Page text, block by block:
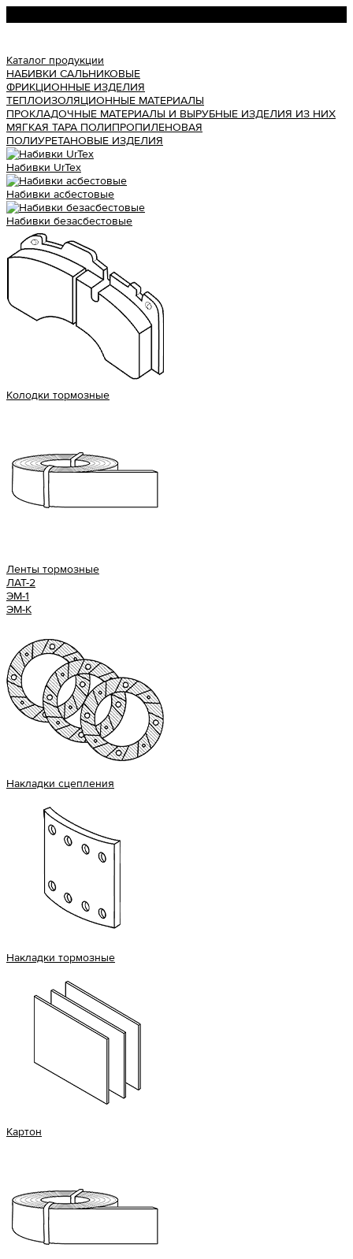
Каталог продукции
НАБИВКИ САЛЬНИКОВЫЕ
ФРИКЦИОННЫЕ ИЗДЕЛИЯ
ТЕПЛОИЗОЛЯЦИОННЫЕ МАТЕРИАЛЫ
ПРОКЛАДОЧНЫЕ МАТЕРИАЛЫ И ВЫРУБНЫЕ ИЗДЕЛИЯ ИЗ НИХ
МЯГКАЯ ТАРА ПОЛИПРОПИЛЕНОВАЯ
ПОЛИУРЕТАНОВЫЕ ИЗДЕЛИЯ
Набивки UrTex
Набивки асбестовые
Набивки безасбестовые
Колодки тормозные
Ленты тормозные
ЛАТ-2
ЭМ-1
ЭМ-К
Накладки сцепления
Накладки тормозные
Картон